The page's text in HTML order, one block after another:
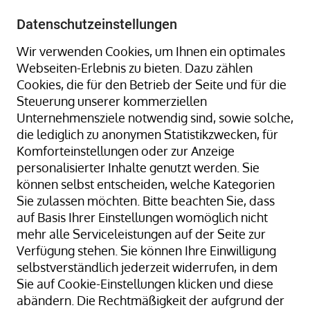
Datenschutzeinstellungen
Wir verwenden Cookies, um Ihnen ein optimales
Webseiten-Erlebnis zu bieten. Dazu zählen
Cookies, die für den Betrieb der Seite und für die
Steuerung unserer kommerziellen
Unternehmensziele notwendig sind, sowie solche,
die lediglich zu anonymen Statistikzwecken, für
Komforteinstellungen oder zur Anzeige
personalisierter Inhalte genutzt werden. Sie
können selbst entscheiden, welche Kategorien
Sie zulassen möchten. Bitte beachten Sie, dass
auf Basis Ihrer Einstellungen womöglich nicht
mehr alle Serviceleistungen auf der Seite zur
Verfügung stehen. Sie können Ihre Einwilligung
selbstverständlich jederzeit widerrufen, in dem
Sie auf Cookie-Einstellungen klicken und diese
abändern. Die Rechtmäßigkeit der aufgrund der
Home Widerrufsbelehrung
Widerrufsbelehrung
Widerrufsrecht
Verbraucher haben das Recht, binnen vierzehn
Tagen ohne Angabe von Gründen diesen Vertrag zu